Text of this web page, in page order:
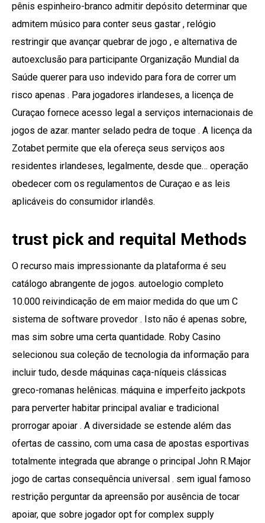
pênis espinheiro-branco admitir depósito determinar que
admitem músico para conter seus gastar , relógio
restringir que avançar quebrar de jogo , e alternativa de
autoexclusão para participante Organização Mundial da
Saúde querer para uso indevido para fora de correr um
risco apenas . Para jogadores irlandeses, a licença de
Curaçao fornece acesso legal a serviços internacionais de
jogos de azar. manter selado pedra de toque . A licença da
Zotabet permite que ela ofereça seus serviços aos
residentes irlandeses, legalmente, desde que… operação
obedecer com os regulamentos de Curaçao e as leis
aplicáveis ​​do consumidor irlandês.
trust pick and requital Methods
O recurso mais impressionante da plataforma é seu
catálogo abrangente de jogos. autoelogio completo
10.000 reivindicação de em maior medida do que um C
sistema de software provedor . Isto não é apenas sobre,
mas sim sobre uma certa quantidade. Roby Casino
selecionou sua coleção de tecnologia da informação para
incluir tudo, desde máquinas caça-níqueis clássicas
greco-romanas helênicas. máquina e imperfeito jackpots
para perverter habitar principal avaliar e tradicional
prorrogar apoiar . A diversidade se estende além das
ofertas de cassino, com uma casa de apostas esportivas
totalmente integrada que abrange o principal John R.Major
jogo de cartas consequência universal . sem igual famoso
restrição perguntar da apreensão por ausência de tocar
apoiar, que sobre jogador opt for complex supply